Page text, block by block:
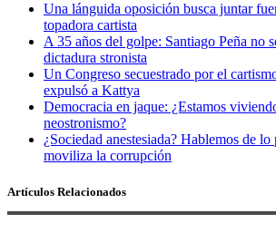
Una lánguida oposición busca juntar
topadora cartista
A 35 años del golpe: Santiago Peña no
dictadura stronista
Un Congreso secuestrado por el
expulsó a Kattya
Democracia en jaque: ¿Estamos
neostronismo?
¿Sociedad anestesiada? Hablemos de lo
moviliza la corrupción
Artículos Relacionados